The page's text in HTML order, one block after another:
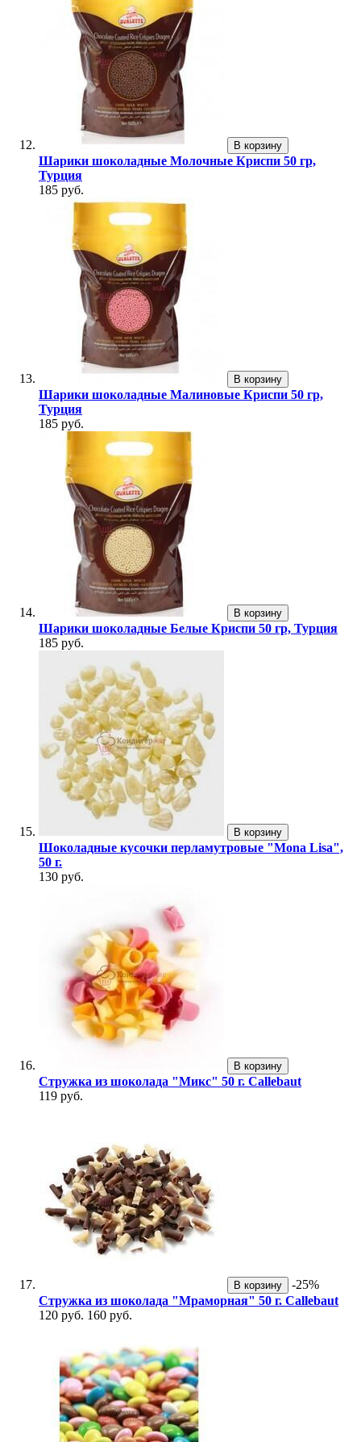
В корзину
Шарики шоколадные Молочные Криспи 50 гр,
Турция
185 руб.
В корзину
Шарики шоколадные Малиновые Криспи 50 гр,
Турция
185 руб.
В корзину
Шарики шоколадные Белые Криспи 50 гр, Турция
185 руб.
В корзину
Шоколадные кусочки перламутровые "Mona Lisa",
50 г.
130 руб.
В корзину
Стружка из шоколада "Микс" 50 г. Callebaut
119 руб.
В корзину
-25%
Стружка из шоколада "Мраморная" 50 г. Callebaut
120 руб. 160 руб.